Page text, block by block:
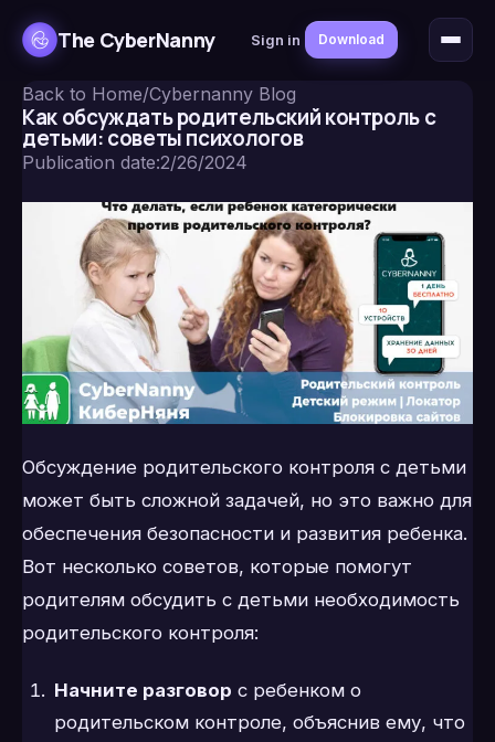
The CyberNanny Sign in Download
Back to Home/Cybernanny Blog
Как обсуждать родительский контроль с
детьми: советы психологов
Publication date:2/26/2024
Обсуждение родительского контроля с детьми
может быть сложной задачей, но это важно для
обеспечения безопасности и развития ребенка.
Вот несколько советов, которые помогут
родителям обсудить с детьми необходимость
родительского контроля:
Начните разговор с ребенком о
родительском контроле, объяснив ему, что